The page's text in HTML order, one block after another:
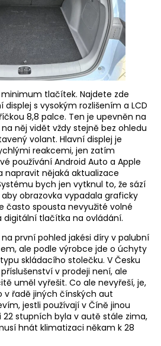
tlačítek. Najdete zde
displej s vysokým rozlišením a LCD
8,8 palce. Ten je upevněn na
něj vidět vždy stejně bez ohledu
volant. Hlavní displej je
reakcemi, jen zatím
používání Android Auto a Apple
napravit nějaká aktualizace
bych jen vytknul to, že sází
obrazovka vypadala graficky
často spousta nevyužité volné
digitální tlačítka na ovládání.
první pohled jakési díry v palubní
ale podle výrobce jde o úchyty
skládacího stolečku. V Česku
v prodeji není, ale
uměl vyřešit. Co ale nevyřeší, je,
v řadě jiných čínských aut
jestli používají v Číně jinou
stupních byla v autě stále zima,
hnát klimatizaci někam k 28